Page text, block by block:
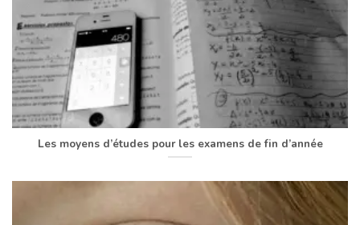
Les moyens d’études pour les examens de fin d’année